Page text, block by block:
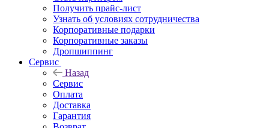
Получить прайс-лист
Узнать об условиях сотрудничества
Корпоративные подарки
Корпоративные заказы
Дропшиппинг
Сервис
Назад
Сервис
Оплата
Доставка
Гарантия